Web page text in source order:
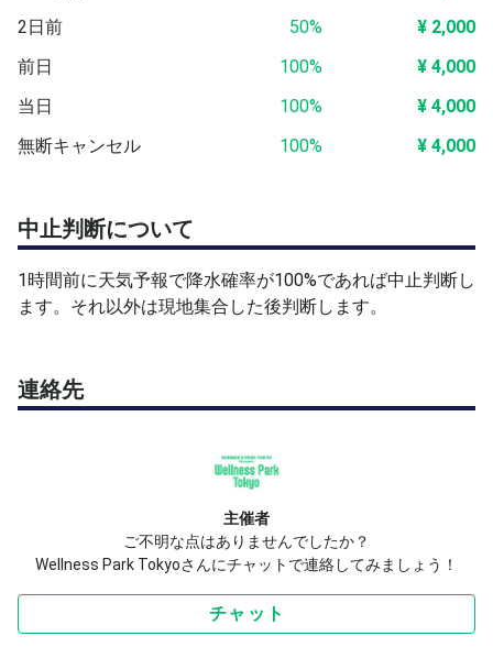
一日の流れとして、ぜひあわせてお楽しみください。
■ 開催概要
• 対象：初級
• 定員：最大12名
• パドル（ラケット）：無料貸出あり
予約はハイライトページより✅
2日前
50%
¥ 2,000
前日
100%
¥ 4,000
当日
100%
¥ 4,000
無断キャンセル
100% ¥ 4,000
中止判断について
1時間前に天気予報で降水確率が100%であれば中止判断し
ます。それ以外は現地集合した後判断します。
連絡先
主催者
ご不明な点はありませんでしたか？
Wellness Park Tokyoさんにチャットで連絡してみましょう！
チャット